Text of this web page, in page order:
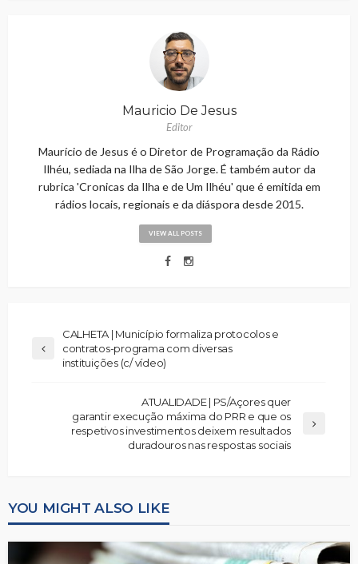
Mauricio De Jesus
Editor
Maurício de Jesus é o Diretor de Programação da Rádio
Ilhéu, sediada na Ilha de São Jorge. É também autor da
rubrica 'Cronicas da Ilha e de Um Ilhéu' que é emitida em
rádios locais, regionais e da diáspora desde 2015.
VIEW ALL POSTS
CALHETA | Município formaliza protocolos e
contratos-programa com diversas
instituições (c/ vídeo)
ATUALIDADE | PS/Açores quer
garantir execução máxima do PRR e que os
respetivos investimentos deixem resultados
duradouros nas respostas sociais
YOU MIGHT ALSO LIKE